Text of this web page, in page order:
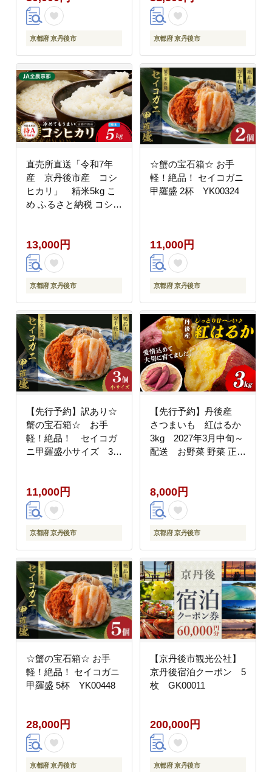
京都府 京丹後市 京都府 京丹後市
直売所直送「令和7年
産 京丹後市産 コシ
ヒカリ」 精米5kg こ
め ふるさと納税 コシヒ
JA00095
13,000円
京都府 京丹後市
☆蟹の宝石箱☆ お手
軽！絶品！ セイコガニ
甲羅盛 2杯 YK00324
11,000円
京都府 京丹後市
【先行予約】訳あり☆
蟹の宝石箱☆ お手
軽！絶品！ セイコガ
ニ甲羅盛小サイズ 3
11,000円
京都府 京丹後市
【先行予約】丹後産
さつまいも 紅はるか
3kg 2027年3月中旬～
配送 お野菜 野菜 正規
るか べにはるか 甘い
AM00746_04
8,000円
京都府 京丹後市
☆蟹の宝石箱☆ お手
軽！絶品！ セイコガニ
甲羅盛 5杯 YK00448
28,000円
京都府 京丹後市
【京丹後市観光公社】
京丹後宿泊クーポン 5
枚 GK00011
200,000円
京都府 京丹後市